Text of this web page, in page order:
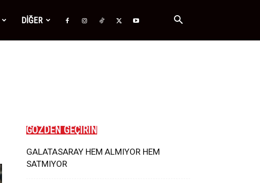
DİĞER
GÖZDEN GEÇİRİN
GALATASARAY HEM ALMIYOR HEM
SATMIYOR